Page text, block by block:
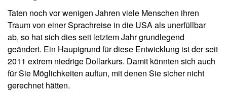
Taten noch vor wenigen Jahren viele Menschen ihren
Traum von einer Sprachreise in die USA als unerfüllbar
ab, so hat sich dies seit letztem Jahr grundlegend
geändert. Ein Hauptgrund für diese Entwicklung ist der seit
2011 extrem niedrige Dollarkurs. Damit könnten sich auch
für Sie Möglichkeiten auftun, mit denen Sie sicher nicht
gerechnet hätten.